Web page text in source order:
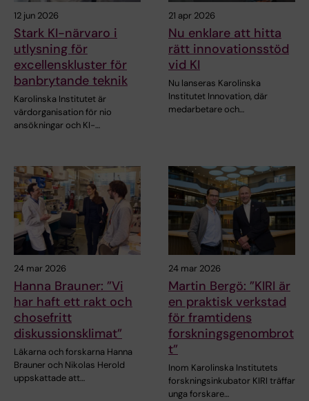
12 jun 2026
Stark KI-närvaro i
utlysning för
excellenskluster för
banbrytande teknik
Karolinska Institutet är
värdorganisation för nio
ansökningar och KI-…
21 apr 2026
Nu enklare att hitta
rätt innovationsstöd
vid KI
Nu lanseras Karolinska
Institutet Innovation, där
medarbetare och…
24 mar 2026
Hanna Brauner: ”Vi
har haft ett rakt och
chosefritt
diskussionsklimat”
Läkarna och forskarna Hanna
Brauner och Nikolas Herold
uppskattade att…
24 mar 2026
Martin Bergö: ”KIRI är
en praktisk verkstad
för framtidens
forskningsgenombrot
t”
Inom Karolinska Institutets
forskningsinkubator KIRI träffar
unga forskare…